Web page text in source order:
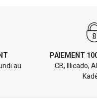
au
PAIEMENT
CB, Illicado,